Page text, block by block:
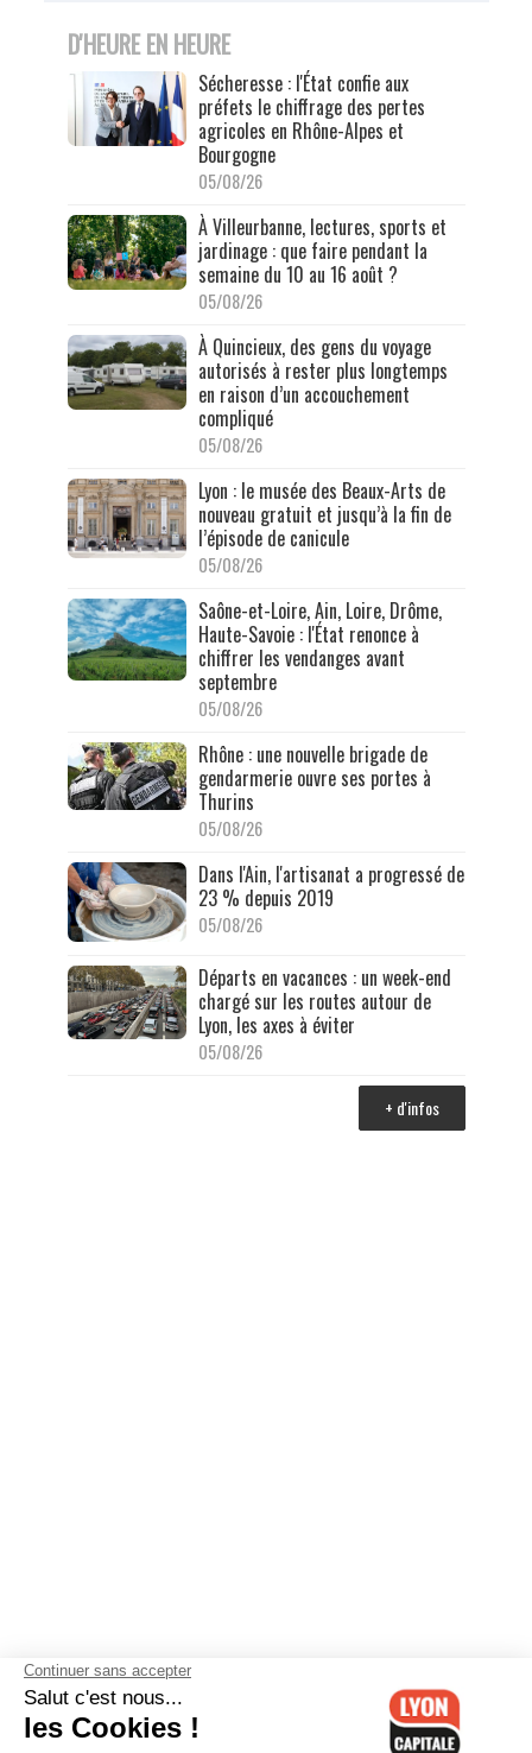
D'HEURE EN HEURE
Sécheresse : l'État confie aux
préfets le chiffrage des pertes
agricoles en Rhône-Alpes et
Bourgogne
05/08/26
À Villeurbanne, lectures, sports et
jardinage : que faire pendant la
semaine du 10 au 16 août ?
05/08/26
À Quincieux, des gens du voyage
autorisés à rester plus longtemps
en raison d’un accouchement
compliqué
05/08/26
Lyon : le musée des Beaux-Arts de
nouveau gratuit et jusqu’à la fin de
l’épisode de canicule
05/08/26
Saône-et-Loire, Ain, Loire, Drôme,
Haute-Savoie : l'État renonce à
chiffrer les vendanges avant
septembre
05/08/26
Rhône : une nouvelle brigade de
gendarmerie ouvre ses portes à
Thurins
05/08/26
Dans l'Ain, l'artisanat a progressé de
23 % depuis 2019
05/08/26
Départs en vacances : un week-end
chargé sur les routes autour de
Lyon, les axes à éviter
05/08/26
+ d'infos